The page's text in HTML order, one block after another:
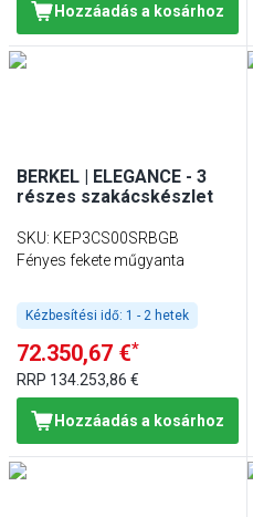
Hozzáadás a kosárhoz
BERKEL | ELEGANCE - 3
részes szakácskészlet
SKU: KEP3CS00SRBGB
Fényes fekete műgyanta
Kézbesítési idő: 1 - 2 hetek
72.350,67 €*
RRP 134.253,86 €
Hozzáadás a kosárhoz